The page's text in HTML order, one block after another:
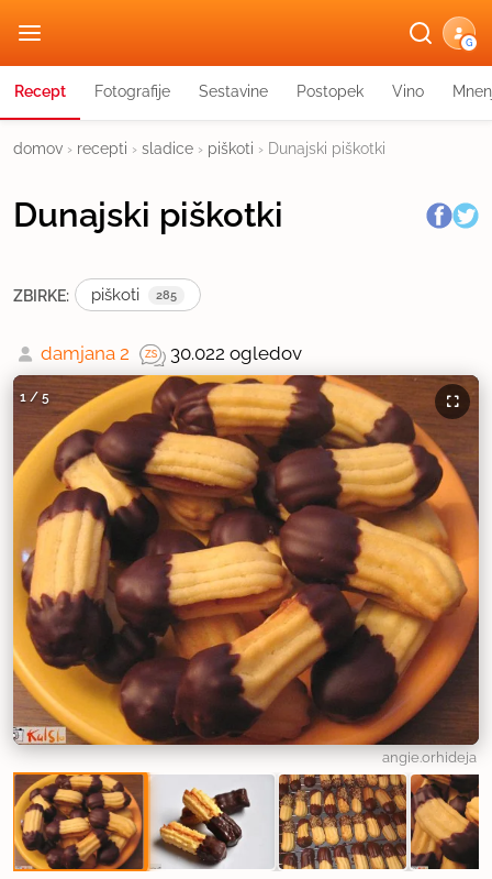
G
Recept Fotografije Sestavine Postopek Vino
domov › recepti › sladice › piškoti › Dunajski piškotki
Dunajski piškotki
ZBIRKE: piškoti 285
damjana 2 30.022 ogledov
1 /5
angie.orhideja